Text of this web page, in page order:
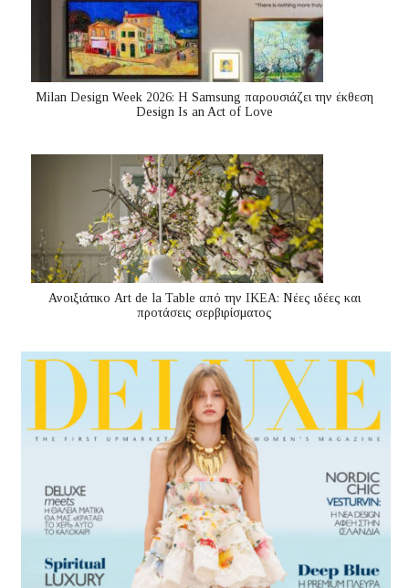
Milan Design Week 2026: Η Samsung παρουσιάζει την έκθεση
Design Is an Act of Love
Ανοιξιάτικο Art de la Table από την ΙΚΕΑ: Νέες ιδέες και
προτάσεις σερβιρίσματος